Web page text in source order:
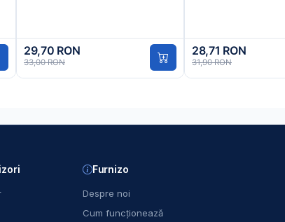
29,70 RON
33,00 RON
28,71 RON
31,90 RON
Furnizo
Despre noi
Cum funcționează